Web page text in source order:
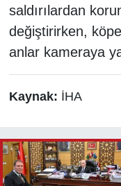
saldırılardan
değiştirirken,
anlar kameraya
Kaynak: İHA